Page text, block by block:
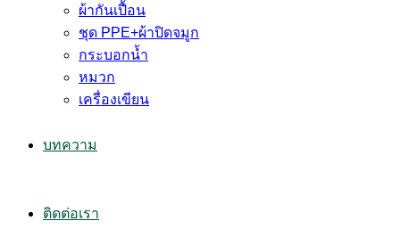
ผ้ากันเปื้อน
ชุด PPE+ผ้าปิดจมูก
กระบอกน้ำ
หมวก
เครื่องเขียน
บทความ
ติดต่อเรา